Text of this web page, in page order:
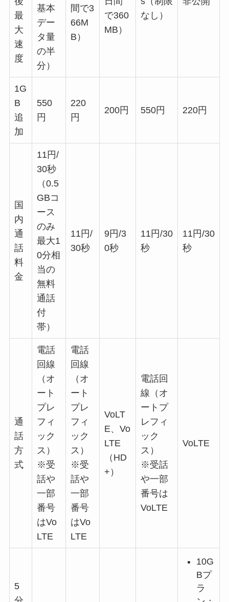
最
大
速
度
基本
デー
タ量
の半
分）
間で3
66M
B）
で360
MB）
なし）
1G
B
追
加
550
円
220
円
200円 550円 220円
国
内
通
話
料
金
11円/
30秒
（0.5
GBコ
ース
のみ
最大1
0分相
当の
無料
通話
付
帯）
11円/
30秒
9円/3
0秒
11円/30
秒
11円/30
秒
通
話
方
式
電話
回線
（オ
ート
プレ
フィ
ック
ス）
※受
話や
一部
番号
はVo
LTE
電話
回線
（オ
ート
プレ
フィ
ック
ス）
※受
話や
一部
番号
はVo
LTE
VoLT
E、Vo
LTE
（HD
+）
電話回
線（オ
ートプ
レフィ
ック
ス）
※受話
や一部
番号は
VoLTE
VoLTE
5
10G
Bプ
ラ